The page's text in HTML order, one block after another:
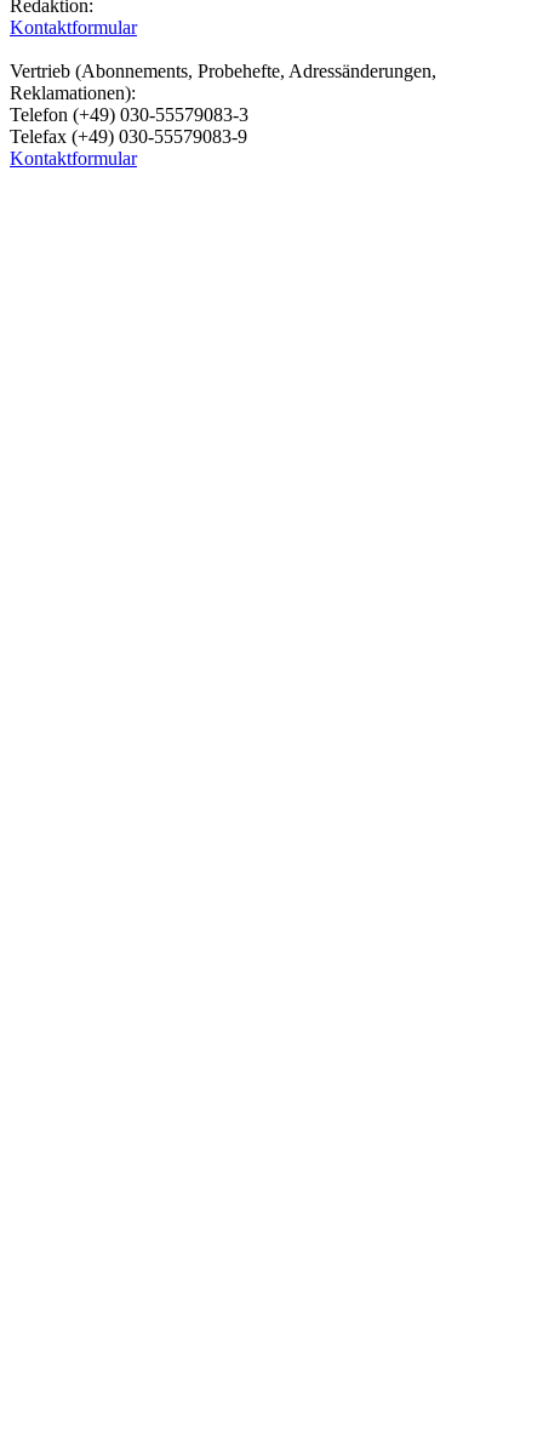
Redaktion:
Kontaktformular
Vertrieb (Abonnements, Probehefte, Adressänderungen,
Reklamationen):
Telefon (+49) 030-55579083-3
Telefax (+49) 030-55579083-9
Kontaktformular